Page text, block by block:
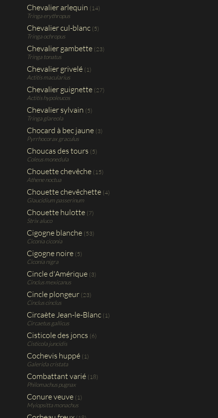
Chevalier arlequin (14)
Tringa erythropus
Chevalier cul-blanc (5)
Tringa ochropus
Chevalier gambette (23)
Tringa tonatus
Chevalier grivelé (1)
Actitis macularius
Chevalier guignette (27)
Actitis hypoleucos
Chevalier sylvain (5)
Tringa glareola
Chocard à bec jaune (3)
Pyrrhocorax graculus
Choucas des tours (5)
Coleus monedula
Chouette chevêche (15)
Athene noctua
Chouette chevêchette (4)
Glaucidium passerinum
Chouette hulotte (7)
Strix aluco
Cigogne blanche (53)
Ciconia ciconia
Cigogne noire (5)
Ciconia nigra
Cincle d'Amérique (3)
Cinclus mexicanus
Cincle plongeur (23)
Cinclus cinclus
Circaète Jean-le-Blanc (1)
Circaetus gallicus
Cisticole des joncs (6)
Cisticola juncidis
Cochevis huppé (1)
Galerida cristata
Combattant varié (18)
Philomachus pugnax
Conure veuve (1)
Myiopsitta monachus